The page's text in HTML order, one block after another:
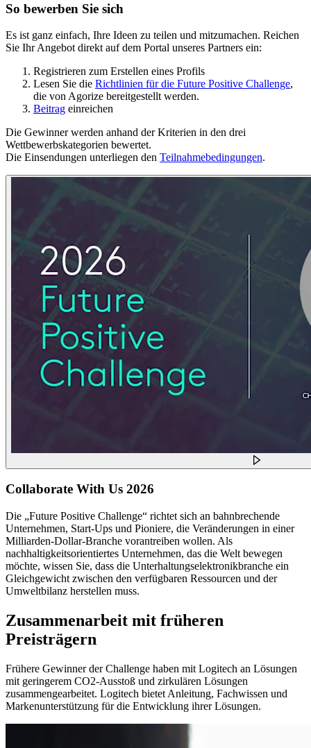
So bewerben Sie sich
Es ist ganz einfach, Ihre Ideen zu teilen und mitzumachen. Reichen
Sie Ihr Angebot direkt auf dem Portal unseres Partners ein:
Registrieren zum Erstellen eines Profils
Lesen Sie die Richtlinien für die Future Positive Challenge,
die von Agorize bereitgestellt werden.
Beitrag einreichen
Die Gewinner werden anhand der Kriterien in den drei
Wettbewerbskategorien bewertet.
Die Einsendungen unterliegen den Teilnahmebedingungen.
Collaborate With Us 2026
Die „Future Positive Challenge“ richtet sich an bahnbrechende
Unternehmen, Start-Ups und Pioniere, die Veränderungen in einer
Milliarden-Dollar-Branche vorantreiben wollen. Als
nachhaltigkeitsorientiertes Unternehmen, das die Welt bewegen
möchte, wissen Sie, dass die Unterhaltungselektronikbranche ein
Gleichgewicht zwischen den verfügbaren Ressourcen und der
Umweltbilanz herstellen muss.
Zusammenarbeit mit früheren
Preisträgern
Frühere Gewinner der Challenge haben mit Logitech an Lösungen
mit geringerem CO2-Ausstoß und zirkulären Lösungen
zusammengearbeitet. Logitech bietet Anleitung, Fachwissen und
Markenunterstützung für die Entwicklung ihrer Lösungen.